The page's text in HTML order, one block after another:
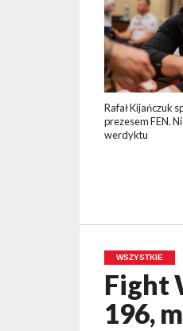
Rafał Kijańczuk
prezesem FEN.
werdyktu
WSZYSTKIE
Fight
196,